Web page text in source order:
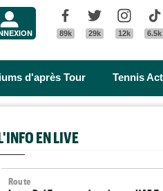
Facebook
89k
Twitter
29k 12k 6.5k
d'après Tour Tennis
EN LIVE
Route